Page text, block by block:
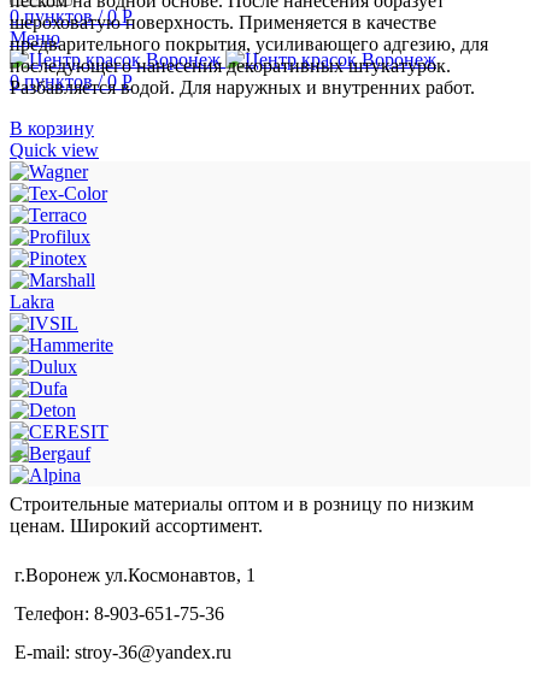
0пунктов / 0Р
Меню
0пунктов / 0Р
шероховатую поверхность. Применяется в качестве
предварительного покрытия, усиливающего адгезию, для
последующего нанесения декоративных штукатурок.
Разбавляется водой. Для наружных и внутренних работ.
В корзину
Quick view
Lakra
Строительные материалы оптом и в розницу по низким
ценам. Широкий ассортимент.
г.Воронеж ул.Космонавтов, 1
Телефон: 8-903-651-75-36
E-mail: stroy-36@yandex.ru